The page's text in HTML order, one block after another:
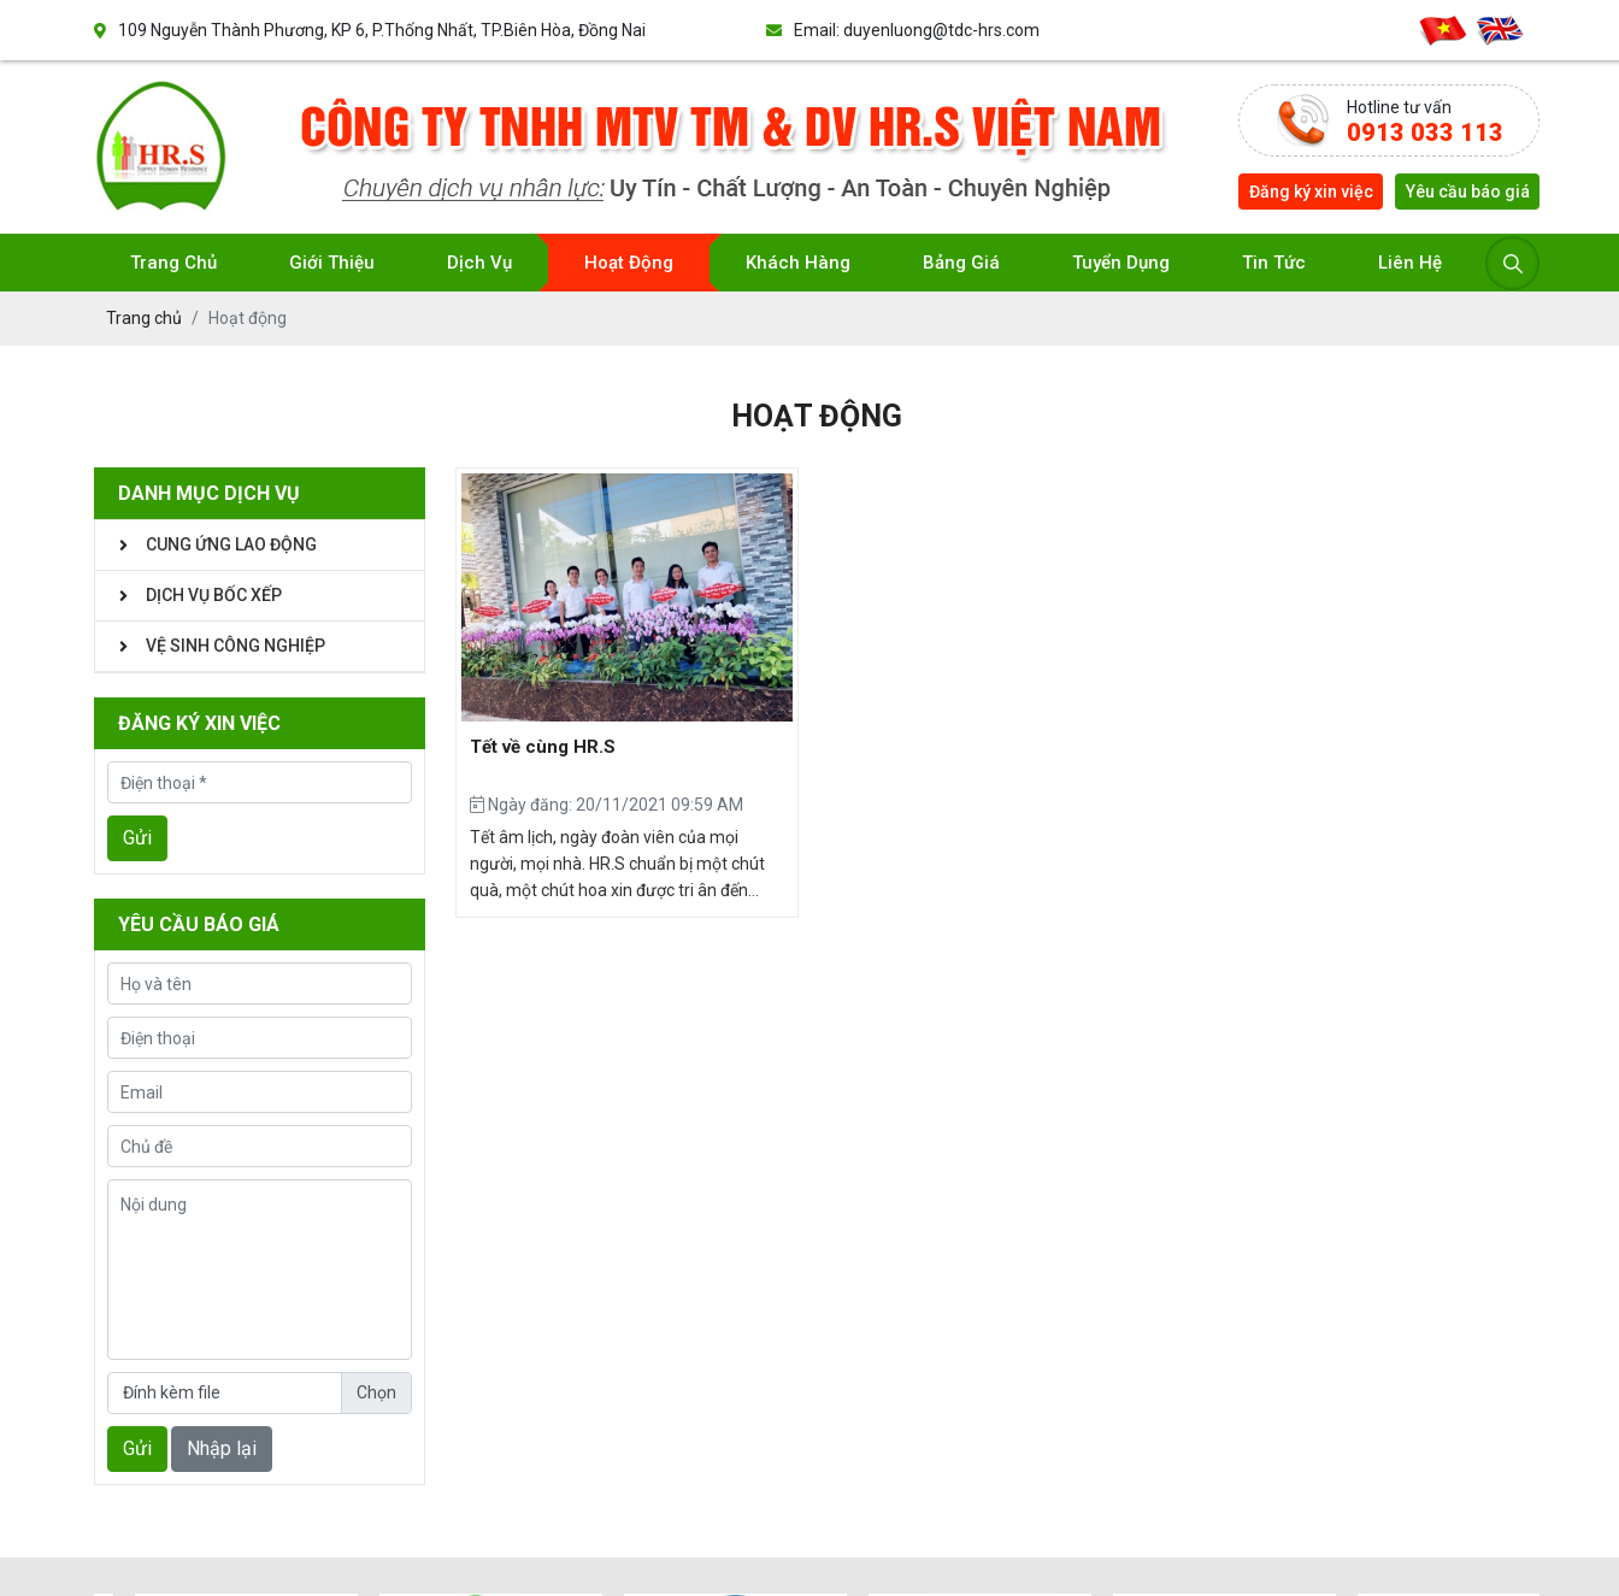
109 Nguyễn Thành Phương, KP 6, P.Thống Nhất, TP.Biên Hòa, Đồng Nai Email: duyenluong@tdc-hrs.com
Hotline tư vấn
0913 033 113
Đăng ký xin việc Yêu cầu báo giá
Trang Chủ Giới Thiệu Dịch Vụ Hoạt Động Khách Hàng Bảng Giá Tuyển Dụng Tin Tức Liên Hệ
Trang chủ Hoạt động
HOẠT ĐỘNG
DANH MỤC DỊCH VỤ
CUNG ỨNG LAO ĐỘNG
DỊCH VỤ BỐC XẾP
VỆ SINH CÔNG NGHIỆP
ĐĂNG KÝ XIN VIỆC
YÊU CẦU BÁO GIÁ
Đính kèm file
Tết về cùng HR.S
Ngày đăng: 20/11/2021 09:59 AM
Tết âm lịch, ngày đoàn viên của mọi
người, mọi nhà. HR.S chuẩn bị một chút
quà, một chút hoa xin được tri ân đến